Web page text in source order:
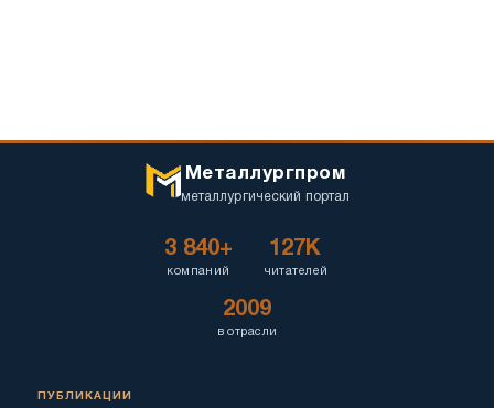
Металлургпром
металлургический портал
3 840+
компаний
127K
читателей
2009
в отрасли
ПУБЛИКАЦИИ